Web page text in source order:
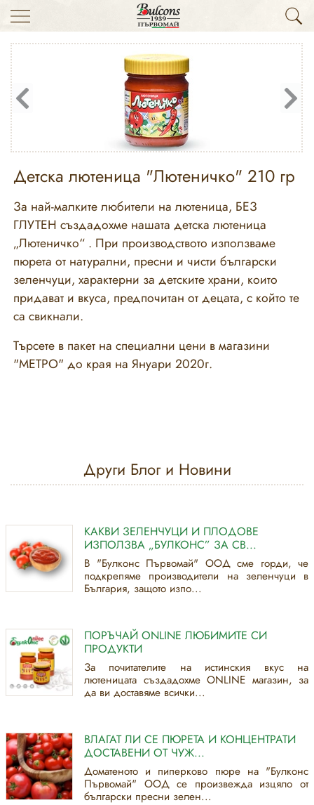
Детска лютеница "Лютеничко" 210 гр
За най-малките любители на лютеница, БЕЗ
ГЛУТЕН създадохме нашата детска лютеница
„Лютеничко“ . При производството използваме
пюрета от натурални, пресни и чисти български
зеленчуци, характерни за детските храни, които
придават и вкуса, предпочитан от децата, с който те
са свикнали.
Търсете в пакет на специални цени в магазини
"МЕТРО" до края на Януари 2020г.
Други Блог и Новини
КАКВИ ЗЕЛЕНЧУЦИ И ПЛОДОВЕ
ИЗПОЛЗВА „БУЛКОНС” ЗА СВ...
В "Булконс Първомай" ООД сме горди, че
подкрепяме производители на зеленчуци в
България, защото изпо...
ПОРЪЧАЙ ONLINE ЛЮБИМИТЕ СИ
ПРОДУКТИ
За почитателите на истинския вкус на
лютеницата създадохме ONLINE магазин, за
да ви доставяме всички...
ВЛАГАТ ЛИ СЕ ПЮРЕТА И КОНЦЕНТРАТИ
ДОСТАВЕНИ ОТ ЧУЖ...
Доматеното и пиперково пюре на "Булконс
Първомай" ООД се произвежда изцяло от
български пресни зелен...